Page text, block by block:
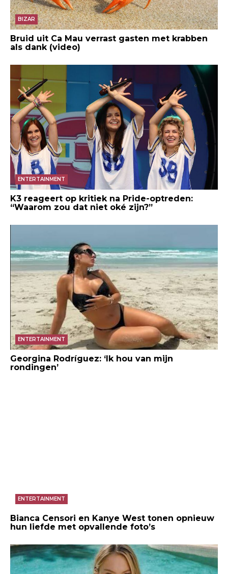
BIZAR
Bruid uit Ca Mau verrast gasten met krabben
als dank (video)
ENTERTAINMENT
K3 reageert op kritiek na Pride-optreden:
“Waarom zou dat niet oké zijn?”
ENTERTAINMENT
Georgina Rodríguez: ‘Ik hou van mijn
rondingen’
ENTERTAINMENT
Bianca Censori en Kanye West tonen opnieuw
hun liefde met opvallende foto’s